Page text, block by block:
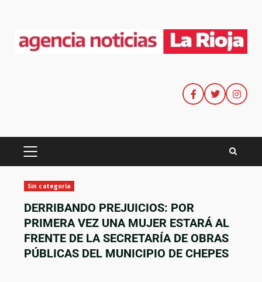
Sin categoría
DERRIBANDO PREJUICIOS: POR
PRIMERA VEZ UNA MUJER ESTARÁ AL
FRENTE DE LA SECRETARÍA DE OBRAS
PÚBLICAS DEL MUNICIPIO DE CHEPES